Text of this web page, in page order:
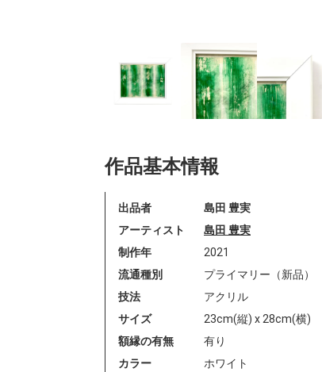
作品基本情報
出品者
島田 豊実
アーティスト
島田 豊実
制作年
2021
流通種別
プライマリー（新品）
技法
アクリル
サイズ
23cm(縦) x 28cm(横)
額縁の有無
有り
カラー
ホワイト